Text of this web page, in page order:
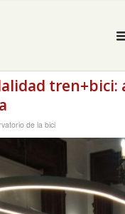
tren+bici:
de la bici